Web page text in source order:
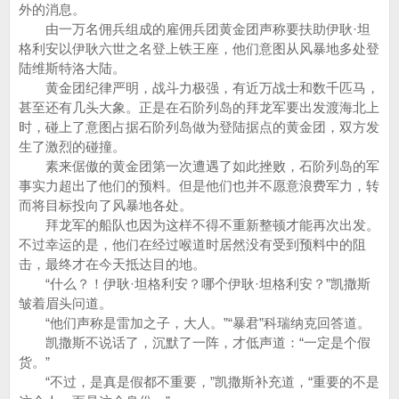
外的消息。
由一万名佣兵组成的雇佣兵团黄金团声称要扶助伊耿·坦
格利安以伊耿六世之名登上铁王座，他们意图从风暴地多处登
陆维斯特洛大陆。
黄金团纪律严明，战斗力极强，有近万战士和数千匹马，
甚至还有几头大象。正是在石阶列岛的拜龙军要出发渡海北上
时，碰上了意图占据石阶列岛做为登陆据点的黄金团，双方发
生了激烈的碰撞。
素来倨傲的黄金团第一次遭遇了如此挫败，石阶列岛的军
事实力超出了他们的预料。但是他们也并不愿意浪费军力，转
而将目标投向了风暴地各处。
拜龙军的船队也因为这样不得不重新整顿才能再次出发。
不过幸运的是，他们在经过喉道时居然没有受到预料中的阻
击，最终才在今天抵达目的地。
“什么？！伊耿·坦格利安？哪个伊耿·坦格利安？”凯撒斯
皱着眉头问道。
“他们声称是雷加之子，大人。”“暴君”科瑞纳克回答道。
凯撒斯不说话了，沉默了一阵，才低声道：“一定是个假
货。”
“不过，是真是假都不重要，”凯撒斯补充道，“重要的不是